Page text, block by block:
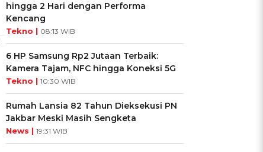
hingga 2 Hari dengan Performa
Kencang
Tekno | 08:13 WIB
6 HP Samsung Rp2 Jutaan Terbaik:
Kamera Tajam, NFC hingga Koneksi 5G
Tekno | 10:30 WIB
Rumah Lansia 82 Tahun Dieksekusi PN
Jakbar Meski Masih Sengketa
News | 19:31 WIB